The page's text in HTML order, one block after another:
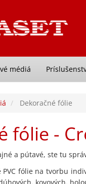
médiá
Dekoračné fólie
fólie -
a pútavé, ste tu
PVC fólie na tvorbu